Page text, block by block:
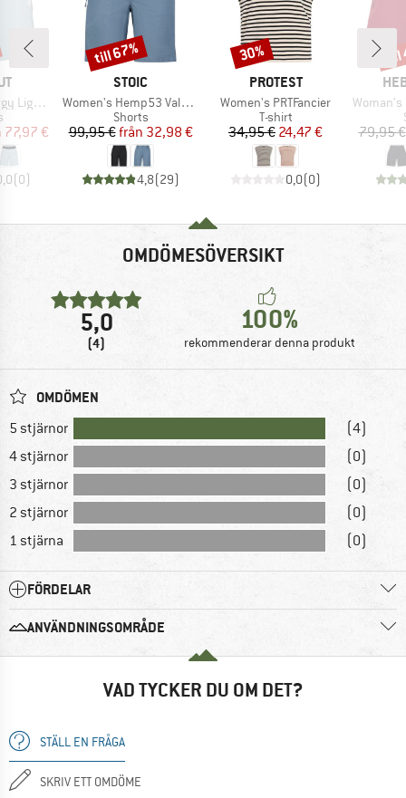
Shorts
pris
77,97 €
(0)
VARUMÄRKE
STOIC
Produkter
Women's Hemp53 ValenSt. Shorts
Produktgrupp
Shorts
Pris
99,95 € Reducerat pris
från 32,98 €
4,8(29)
Rabatt
till 67%
VARUMÄRKE
PROTEST
Produkter
Women's PRTFancier
Produktgrupp
T-shirt
Pris
34,95 €Reducerat pris
24,47 €
0,0(0)
Rabatt
30%
Produkter
Woman's
79,95 €
OMDÖMESÖVERSIKT
5,0
(4)
100%
rekommenderar denna produkt
OMDÖMEN
5 stjärnor
(4)
4 stjärnor
(0)
3 stjärnor
(0)
2 stjärnor
(0)
1 stjärna
(0)
FÖRDELAR
ANVÄNDNINGSOMRÅDE
VAD TYCKER DU OM DET?
STÄLL EN FRÅGA
SKRIV ETT OMDÖME